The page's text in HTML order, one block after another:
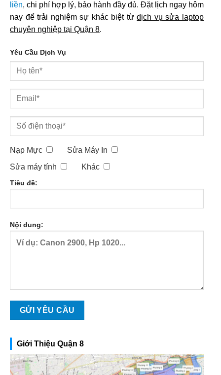
liền, chi phí hợp lý, bảo hành đầy đủ. Đặt lịch ngay hôm
nay để trải nghiệm sự khác biệt từdịch vụ sửa laptop
chuyên nghiệp tại Quận 8.
Yêu Cầu Dịch Vụ
Nạp Mực
Sửa Máy In
Sửa máy tính
Khác
Tiêu đề:
Nội dung:
Giới Thiệu Quận 8